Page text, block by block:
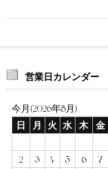
営業日カレンダー
今月(2026年8月)
日
月 火 水 木 金
2
3 4 5 6 7